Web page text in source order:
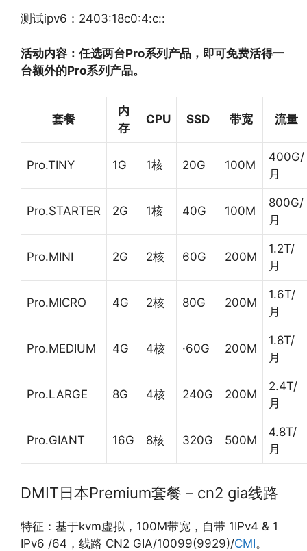
测试ipv6：2403:18c0:4:c::
活动内容：任选两台Pro系列产品，即可免费活得一
台额外的Pro系列产品。
套餐
内
存
CPU SSD 带宽 流量
Pro.TINY 1G 1核 20G 100M
400G/
月
Pro.STARTER 2G 1核 40G 100M
800G/
月
Pro.MINI 2G 2核 60G 200M
1.2T/
月
Pro.MICRO 4G 2核 80G 200M
1.6T/
月
Pro.MEDIUM 4G 4核 ·60G 200M
1.8T/
月
Pro.LARGE 8G 4核 240G 200M
2.4T/
月
Pro.GIANT 16G 8核 320G 500M
4.8T/
月
DMIT日本Premium套餐 – cn2 gia线路
特征：基于kvm虚拟，100M带宽，自带 1IPv4 & 1
IPv6 /64，线路 CN2 GIA/10099(9929)/CMI。